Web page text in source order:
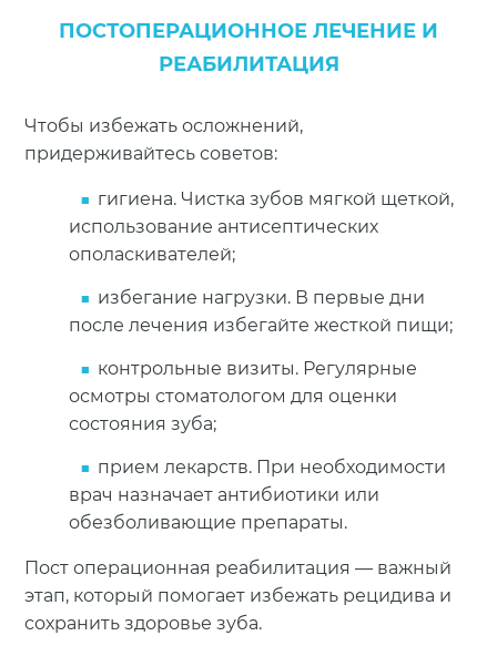
Пломбирование
источник
инфекции
предотвращает
Хирургическое
лечение
абсцессы и
гранулемы
сложных случаях
Удаление зуба
устраняет
источник
инфекции
ПОСТОПЕРАЦИОННОЕ ЛЕЧЕНИЕ И
РЕАБИЛИТАЦИЯ
Чтобы избежать осложнений,
придерживайтесь советов:
гигиена. Чистка зубов мягкой щеткой,
использование антисептических
ополаскивателей;
избегание нагрузки. В первые дни
после лечения избегайте жесткой пищи;
контрольные визиты. Регулярные
осмотры стоматологом для оценки
состояния зуба;
прием лекарств. При необходимости
врач назначает антибиотики или
обезболивающие препараты.
Пост операционная реабилитация — важный
этап, который помогает избежать рецидива и
сохранить здоровье зуба.